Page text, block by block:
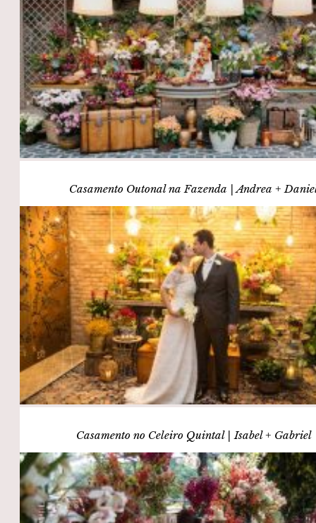
Casamento Outonal na Fazenda | Andrea +
Casamento no Celeiro Quintal | Isabel + Gabriel